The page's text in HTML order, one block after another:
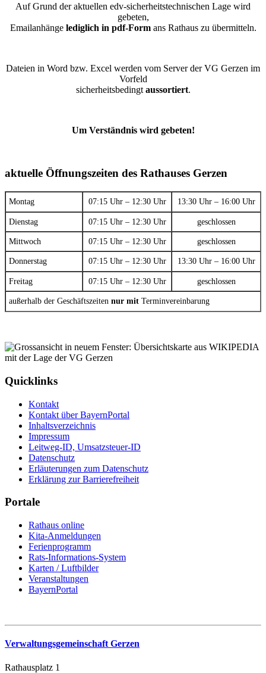
Auf Grund der aktuellen edv-sicherheitstechnischen Lage wird
gebeten,
Emailanhänge lediglich in pdf-Formans Rathaus zu übermitteln.
Dateien in Word bzw. Excel werden vom Server der VG Gerzen im
Vorfeld
sicherheitsbedingt aussortiert.
Um Verständnis wird gebeten!
aktuelle Öffnungszeiten des Rathauses Gerzen
Montag 07:15 Uhr – 12:30 Uhr 13:30 Uhr – 16:00 Uhr
Dienstag 07:15 Uhr – 12:30 Uhr geschlossen
Mittwoch 07:15 Uhr – 12:30 Uhr geschlossen
Donnerstag 07:15 Uhr – 12:30 Uhr 13:30 Uhr – 16:00 Uhr
Freitag 07:15 Uhr – 12:30 Uhr geschlossen
außerhalb der Geschäftszeiten nur mit Terminvereinbarung
Quicklinks
Kontakt
Kontakt über BayernPortal
Inhaltsverzeichnis
Impressum
Leitweg-ID, Umsatzsteuer-ID
Datenschutz
Erläuterungen zum Datenschutz
Erklärung zur Barrierefreiheit
Portale
Rathaus online
Kita-Anmeldungen
Ferienprogramm
Rats-Informations-System
Karten / Luftbilder
Veranstaltungen
BayernPortal
Verwaltungsgemeinschaft Gerzen
Rathausplatz 1